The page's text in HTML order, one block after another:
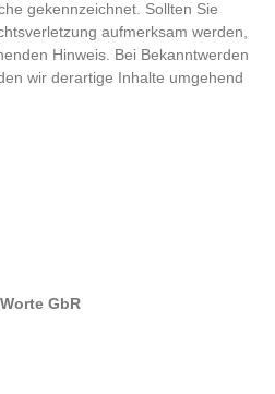
gekennzeichnet. Sollten Sie
aufmerksam werden,
Hinweis. Bei Bekanntwerden
wir derartige Inhalte umgehend
GbR